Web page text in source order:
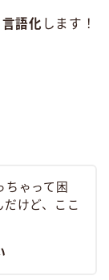
語化 します！
ちゃって困
けど、ここ